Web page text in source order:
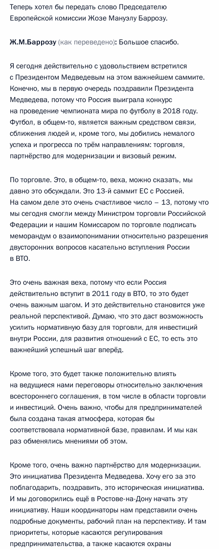
Теперь хотел бы передать слово Председателю
Европейской комиссии Жозе Мануэлу Баррозу.
Ж.М.Баррозу (как переведено): Большое спасибо.
Я сегодня действительно с удовольствием встретился
с Президентом Медведевым на этом важнейшем саммите.
Конечно, мы в первую очередь поздравили Президента
Медведева, потому что Россия выиграла конкурс
на проведение чемпионата мира по футболу в 2018 году.
Футбол, в общем‑то, является важным средством связи,
сближения людей и, кроме того, мы добились немалого
успеха и прогресса по трём направлениям: торговля,
партнёрство для модернизации и визовый режим.
По торговле. Это, в общем‑то, веха, можно сказать, мы
давно это обсуждали. Это 13-й саммит ЕС с Россией.
На самом деле это очень счастливое число – 13, потому что
мы сегодня смогли между Министром торговли Российской
Федерации и нашим Комиссаром по торговле подписать
меморандум о взаимопонимании относительно разрешения
двусторонних вопросов касательно вступления России
в ВТО.
Это очень важная веха, потому что если Россия
действительно вступит в 2011 году в ВТО, то это будет
очень важным шагом. И это действительно становится уже
реальной перспективой. Думаю, что это даст возможность
усилить нормативную базу для торговли, для инвестиций
внутри России, для развития отношений с ЕС, то есть это
важнейший успешный шаг вперёд.
Кроме того, это будет также положительно влиять
на ведущиеся нами переговоры относительно заключения
всестороннего соглашения, в том числе в области торговли
и инвестиций. Очень важно, чтобы для предпринимателей
была создана такая атмосфера, которая бы
соответствовала нормативной базе, правилам. И мы как
раз обменялись мнениями об этом.
Кроме того, очень важно партнёрство для модернизации.
Это инициатива Президента Медведева. Хочу его за это
поблагодарить, поздравить, это историческая инициатива.
И мы договорились ещё в Ростове-на-Дону начать эту
инициативу. Наши координаторы нам представили очень
подробные документы, рабочий план на перспективу. И там
приоритеты, которые касаются регулирования
предпринимательства, а также касаются охраны